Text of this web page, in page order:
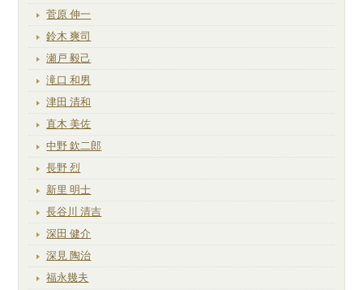
菅原 伸一
鈴木 爽司
瀬戸 毅己
滝口 和男
津田 清和
直木 美佐
中野 欽二郎
長野 烈
新里 明士
長谷川 清吉
深田 健介
深見 陶治
福永幾夫